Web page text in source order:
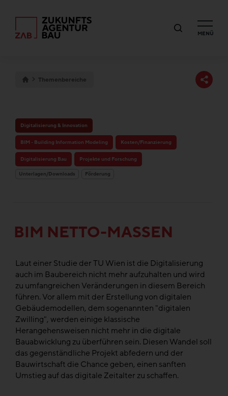
MENÜ
Themenbereiche
Digitalisierung & Innovation
BIM - Building Information Modeling Kosten/Finanzierung
Digitalisierung Bau Projekte und Forschung
Unterlagen/Downloads Förderung
BIM NETTO-MASSEN
Laut einer Studie der TU Wien ist die Digitalisierung
auch im Baubereich nicht mehr aufzuhalten und wird
zu umfangreichen Veränderungen in diesem Bereich
führen. Vor allem mit der Erstellung von digitalen
Gebäudemodellen, dem sogenannten "digitalen
Zwilling", werden einige klassische
Herangehensweisen nicht mehr in die digitale
Bauabwicklung zu überführen sein. Diesen Wandel soll
das gegenständliche Projekt abfedern und der
Bauwirtschaft die Chance geben, einen sanften
Umstieg auf das digitale Zeitalter zu schaffen.